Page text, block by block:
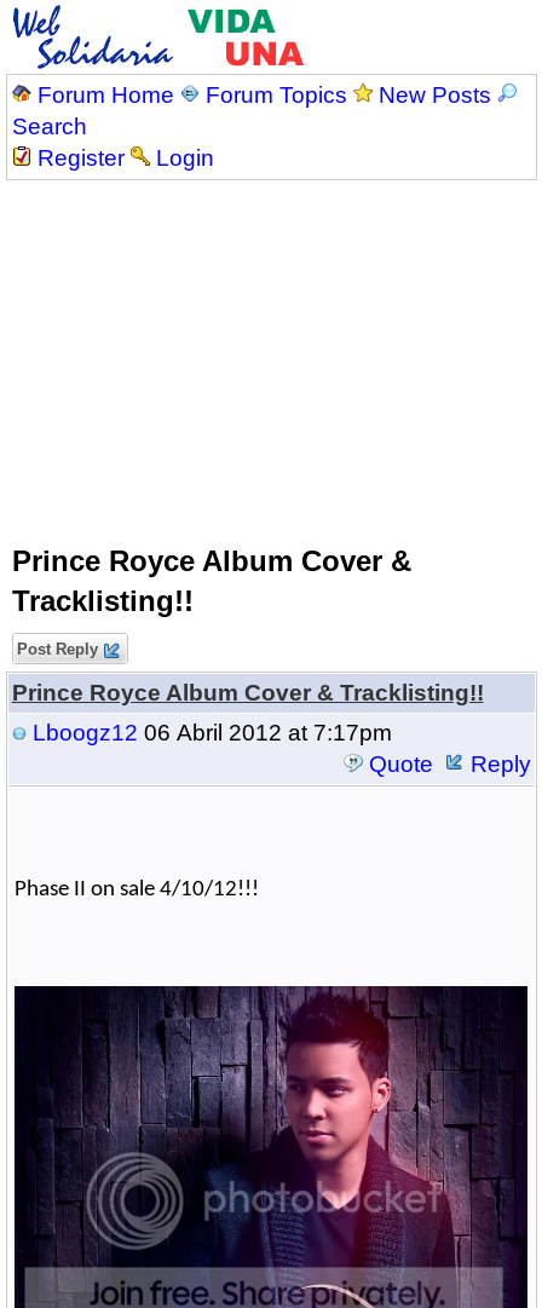
Forum Home Forum Topics
New Posts
Search
Register
Login
Prince Royce Album Cover &
Tracklisting!!
Post Reply
Prince Royce Album Cover & Tracklisting!!
Lboogz12 06 Abril 2012 at 7:17pm
Quote
Reply
Phase II on sale 4/10/12!!!